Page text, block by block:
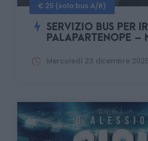
€ 25 (solo bus A/R)
SERVIZIO BUS PER
PALAPARTENOPE –
Mercoledì 23 dicembre